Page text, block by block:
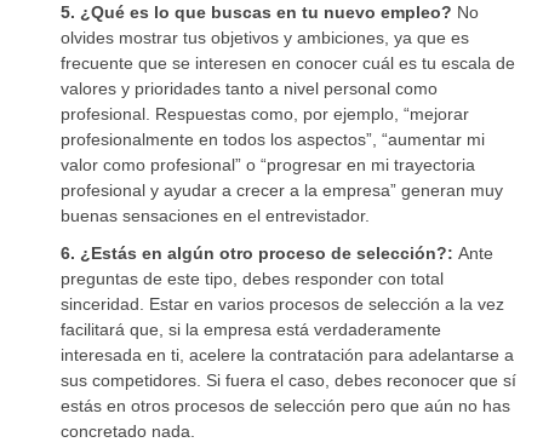
5. ¿Qué es lo que buscas en tu nuevo empleo? No
olvides mostrar tus objetivos y ambiciones, ya que es
frecuente que se interesen en conocer cuál es tu escala de
valores y prioridades tanto a nivel personal como
profesional. Respuestas como, por ejemplo, “mejorar
profesionalmente en todos los aspectos”, “aumentar mi
valor como profesional” o “progresar en mi trayectoria
profesional y ayudar a crecer a la empresa” generan muy
buenas sensaciones en el entrevistador.
6. ¿Estás en algún otro proceso de selección?: Ante
preguntas de este tipo, debes responder con total
sinceridad. Estar en varios procesos de selección a la vez
facilitará que, si la empresa está verdaderamente
interesada en ti, acelere la contratación para adelantarse a
sus competidores. Si fuera el caso, debes reconocer que sí
estás en otros procesos de selección pero que aún no has
concretado nada.